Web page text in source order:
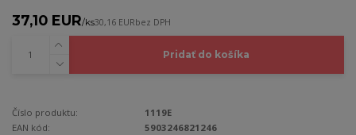
37,10 EUR/ks30,16 EURbez DPH
Pridať do košíka
Číslo produktu:
1119E
EAN kód:
5903246821246